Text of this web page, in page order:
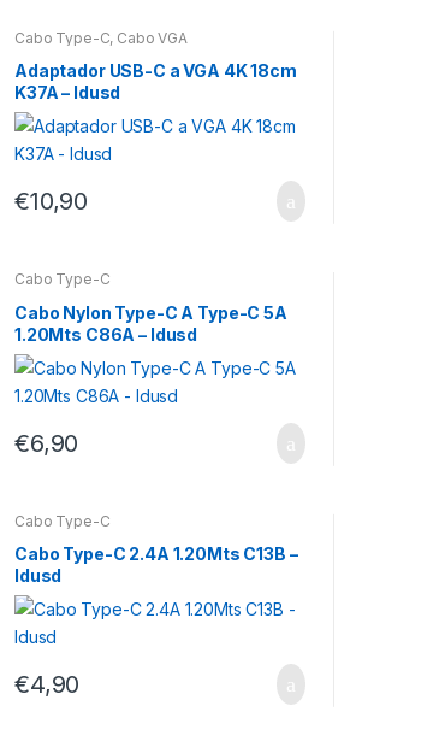
Cabo Type-C, Cabo VGA
Adaptador USB-C a VGA 4K 18cm
K37A – Idusd
€10,90
Cabo Type-C
Cabo Nylon Type-C A Type-C 5A
1.20Mts C86A – Idusd
€6,90
Cabo Type-C
Cabo Type-C 2.4A 1.20Mts C13B –
Idusd
€4,90